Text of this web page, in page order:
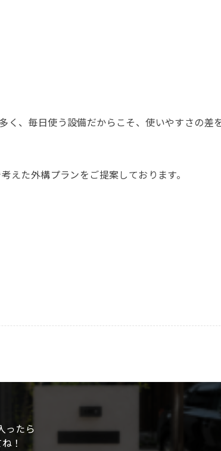
く、毎日使う設備だからこそ、使いやすさの差
えた外構プランをご提案しております。
ったら
！